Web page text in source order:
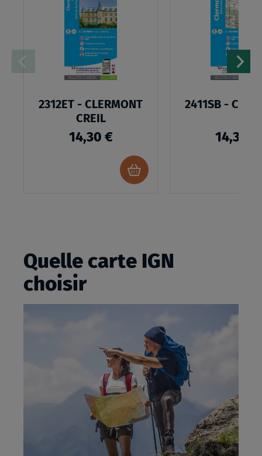
2312ET - CLERMONT
CREIL
14,30 €
Ajouter
au
2411SB -
14,30 €
Quelle carte IGN
choisir